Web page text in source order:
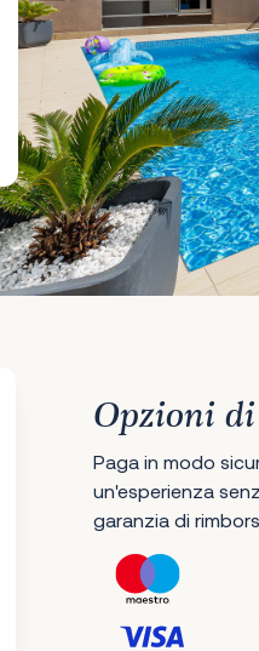
Opzioni
Paga in modo
un'esperienza
garanzia di